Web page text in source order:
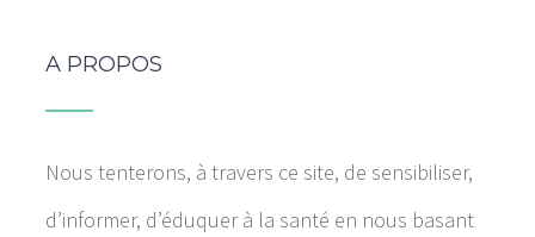
A PROPOS
Nous tenterons, à travers ce site, de sensibiliser,
d’informer, d’éduquer à la santé en nous basant